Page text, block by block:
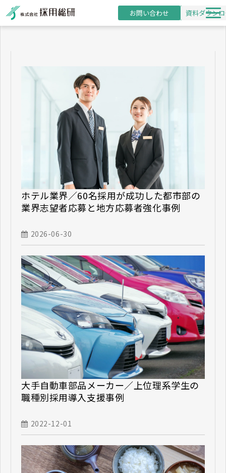
お問い合わせ 資料ダウン
導入事例
採用・研修コラム
お役立ち資料
セミナー
ホテル業界／60名採用が成功した都市部の
業界志望者応募と地方応募者強化事例
2026-06-30
大手自動車部品メーカー／上位理系学生の
職種別採用導入支援事例
2022-12-01